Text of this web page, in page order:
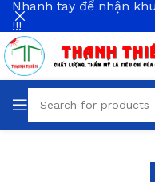
Nhanh tay để nhận
!!!